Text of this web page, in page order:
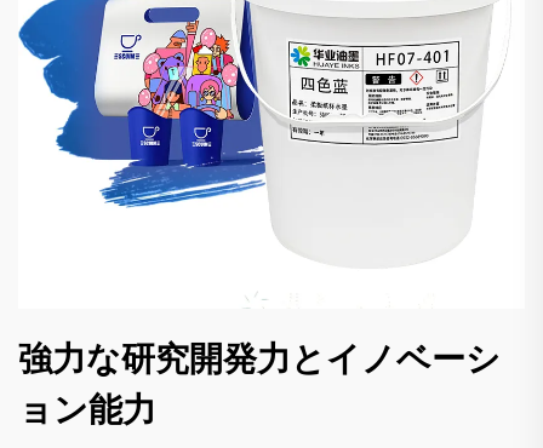
強力な研究開発力とイノベーシ
ョン能力